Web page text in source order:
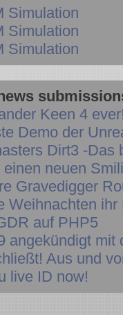
Simulation
Simulation
Simulation
Keen 4
Demo der
Dirt3 -Das
einen neuen
Gravedigger
Weihnachten ihr
auf PHP5
angekündigt
Aus und
live ID now!